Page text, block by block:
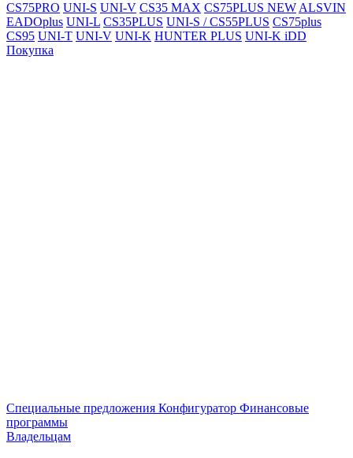
CS75PRO UNI-S UNI-V CS35 MAX CS75PLUS NEW ALSVIN
EADOplus UNI-L CS35PLUS UNI-S / CS55PLUS CS75plus
CS95 UNI-T UNI-V UNI-K HUNTER PLUS UNI-K iDD
Покупка
Специальные предложения Конфигуратор Финансовые
программы
Владельцам